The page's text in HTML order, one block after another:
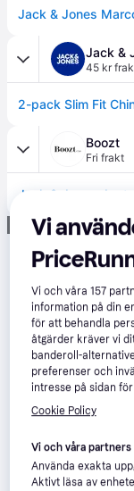
Jack & Jones
Jack &
45 kr
2-pack Slim Fit
Boozt
Fri frakt
Annons
Vi
Vi och våra157
information på din
för att behandla
åtgärder kräver vi
banderoll-
preferenser och
intresse på sidan
Cookie Policy
Vi och våra
Använda exakta
Aktivt läsa av